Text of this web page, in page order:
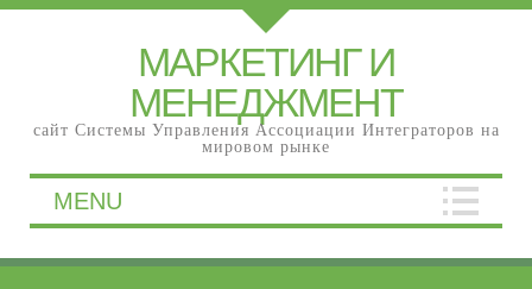
МАРКЕТИНГ И
МЕНЕДЖМЕНТ
сайт Системы Управления Ассоциации Интеграторов на
мировом рынке
MENU